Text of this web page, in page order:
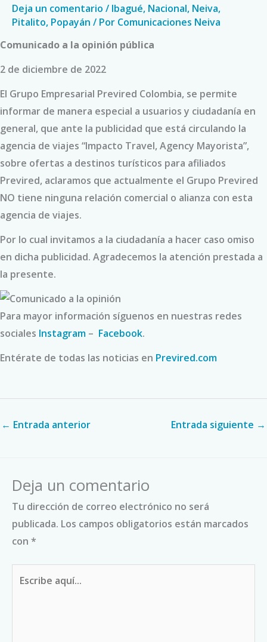
Deja un comentario / Ibagué, Nacional, Neiva,
Pitalito, Popayán / Por Comunicaciones Neiva
Comunicado a la opinión pública
2 de diciembre de 2022
El Grupo Empresarial Previred Colombia, se permite
informar de manera especial a usuarios y ciudadanía en
general, que ante la publicidad que está circulando la
agencia de viajes “Impacto Travel, Agency Mayorista”,
sobre ofertas a destinos turísticos para afiliados
Previred, aclaramos que actualmente el Grupo Previred
NO tiene ninguna relación comercial o alianza con esta
agencia de viajes.
Por lo cual invitamos a la ciudadanía a hacer caso omiso
en dicha publicidad. Agradecemos la atención prestada a
la presente.
Para mayor información síguenos en nuestras redes
sociales Instagram – Facebook.
Entérate de todas las noticias en Previred.com
← Entrada anterior Entrada siguiente →
Deja un comentario
Tu dirección de correo electrónico no será
publicada. Los campos obligatorios están marcados
con *